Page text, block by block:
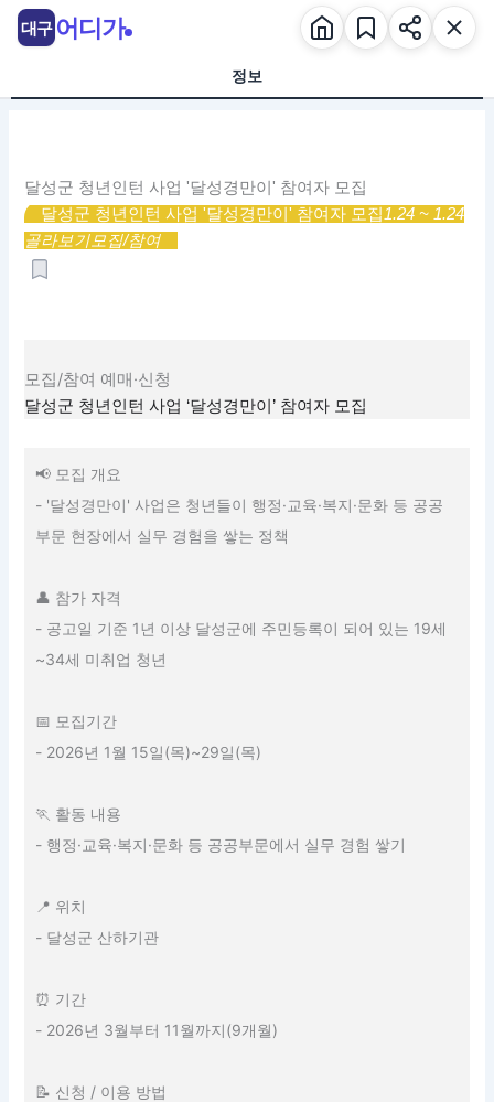
정보
달성군 청년인턴 사업 '달성경만이' 참여자 모집
달성군 청년인턴 사업 '달성경만이' 참여자 모집1.24 ~ 1.24
골라보기모집/참여
모집/참여 예매·신청
달성군 청년인턴 사업 ‘달성경만이’ 참여자 모집
📢 모집 개요
- '달성경만이' 사업은 청년들이 행정·교육·복지·문화 등 공공
부문 현장에서 실무 경험을 쌓는 정책
👤 참가 자격
- 공고일 기준 1년 이상 달성군에 주민등록이 되어 있는 19세
~34세 미취업 청년
📅 모집기간
- 2026년 1월 15일(목)~29일(목)
🏃 활동 내용
- 행정·교육·복지·문화 등 공공부문에서 실무 경험 쌓기
📍 위치
- 달성군 산하기관
⏰ 기간
- 2026년 3월부터 11월까지(9개월)
📝 신청 / 이용 방법
대구 어디가